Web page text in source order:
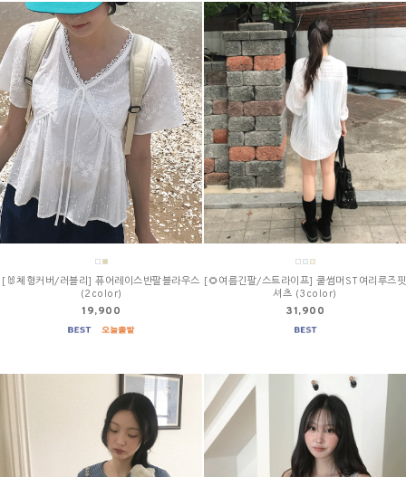
[🐰체형커버/러블리] 퓨어레이스반팔블라우스
(2color)
19,900
[🌻여름긴팔/스트라이프] 쿨썸머ST여리루즈핏
셔츠 (3color)
31,900